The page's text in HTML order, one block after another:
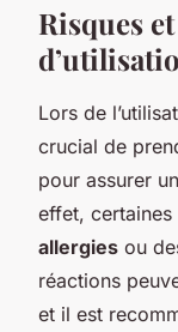
Risques
Lors de
crucial de
pour assurer
effet,
allergies ou
réactions
et il est